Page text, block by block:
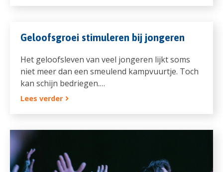
Geloofsgroei stimuleren bij jongeren
Het geloofsleven van veel jongeren lijkt soms
niet meer dan een smeulend kampvuurtje. Toch
kan schijn bedriegen.…
Lees verder